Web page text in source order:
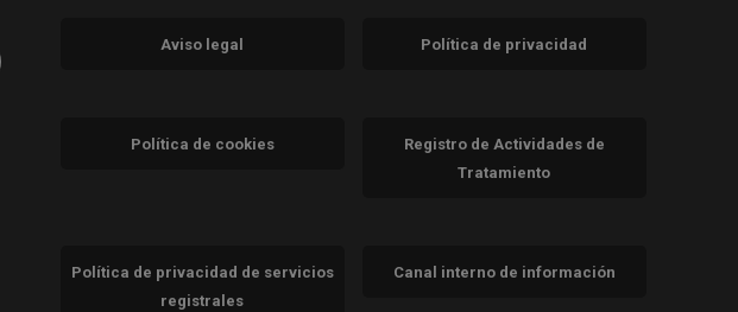
nueva)nueva)
(abre en ventana nueva)
Flickr (abre en ventana nueva)
nueva)nueva)
(abre en ventana nueva)
Aviso legal Política de privacidad
Política de cookies
Registro de Actividades de
Tratamiento
Política de privacidad de servicios
registrales
Canal interno de información